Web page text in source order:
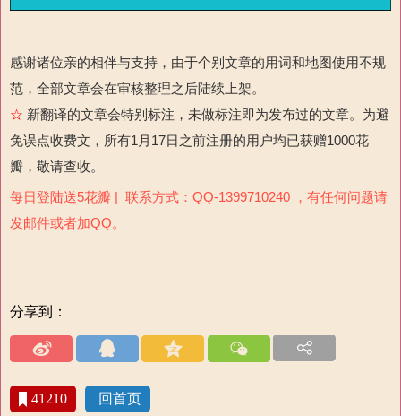
感谢诸位亲的相伴与支持，由于个别文章的用词和地图使用不规
范，全部文章会在审核整理之后陆续上架。
☆ 新翻译的文章会特别标注，未做标注即为发布过的文章。为避
免误点收费文，所有1月17日之前注册的用户均已获赠1000花
瓣，敬请查收。
每日登陆送5花瓣 | 联系方式：QQ-1399710240 ，有任何问题请
发邮件或者加QQ。
分享到：
41210 回首页